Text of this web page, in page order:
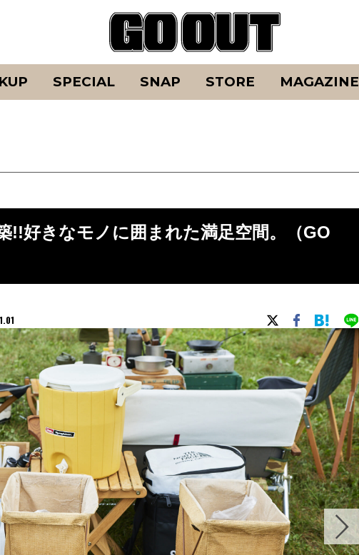
SPECIAL SNAP STORE MAGAZINE
!!好きなモノに囲まれた満足空間。（GO